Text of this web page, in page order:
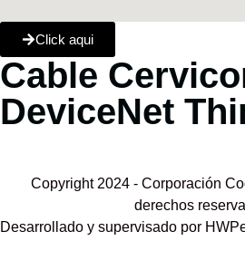
Click aqui
Cable
DeviceNet
Copyright 2024 - Corporación
derechos
Desarrollado y supervisado por